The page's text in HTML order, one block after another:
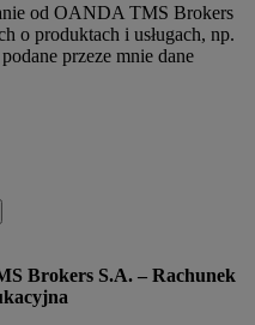
od OANDA TMS Brokers
o produktach i usługach, np.
przeze mnie dane
Brokers S.A. – Rachunek